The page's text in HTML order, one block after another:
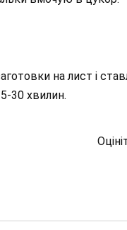
на лист і
30 хвилин.